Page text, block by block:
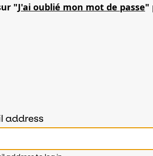
"J'ai oublié mon mot de passe"
address